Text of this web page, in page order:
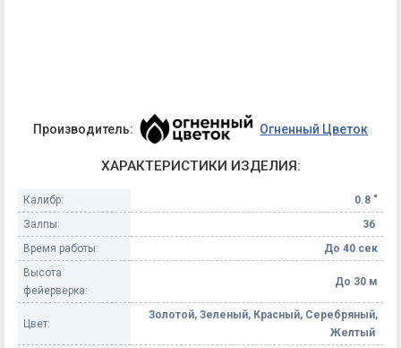
Производитель: Огненный Цветок
ХАРАКТЕРИСТИКИ ИЗДЕЛИЯ:
Калибр:
0.8 "
Залпы:
36
Время работы:
До 40 сек
Высота
фейерверка:
До 30 м
Цвет:
Золотой, Зеленый, Красный, Серебряный,
Желтый